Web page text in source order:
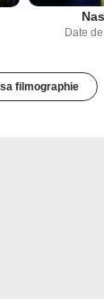
Date
filmographie